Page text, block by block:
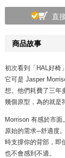
商品故事
初次看到「HAL好椅
它可是 Jasper
想。他們耗費了三年
幾個原型，為的就是
Morrison 有感於市
原始的需求─舒適度
時支撐你的背部，即
也不會感到不適。
直